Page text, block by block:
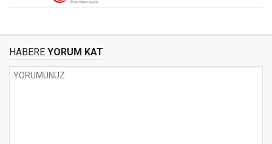
HABERE YORUM KAT